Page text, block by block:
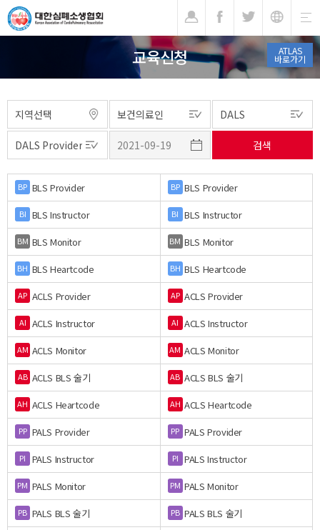
ATLAS
바로가기
교육신청
BP BLS Provider BP BLS Provider
BI BLS Instructor BI BLS Instructor
BM BLS Monitor BM BLS Monitor
BH BLS Heartcode BH BLS Heartcode
AP ACLS Provider AP ACLS Provider
AI ACLS Instructor AI ACLS Instructor
AM ACLS Monitor AM ACLS Monitor
AB ACLS BLS 술기 AB ACLS BLS 술기
AH ACLS Heartcode AH ACLS Heartcode
PP PALS Provider PP PALS Provider
PI PALS Instructor PI PALS Instructor
PM PALS Monitor PM PALS Monitor
PB PALS BLS 술기 PB PALS BLS 술기